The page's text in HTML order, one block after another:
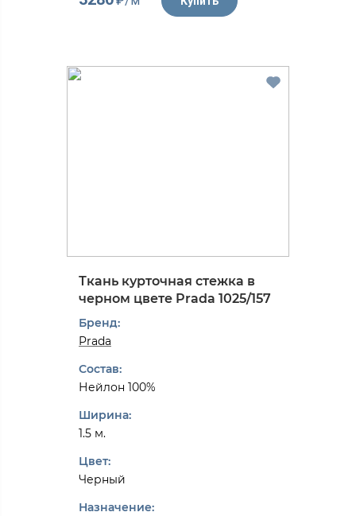
Ткань курточная стежка в
черном цвете Prada 1025/157
Бренд:
Prada
Состав:
Нейлон 100%
Ширина:
1.5 м.
Цвет:
Черный
Назначение: